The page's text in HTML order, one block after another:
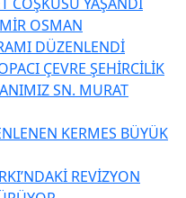
OSMAN
DÜZENLENDİ
ÇEVRE ŞEHİRCİLİK
SN. MURAT
KERMES BÜYÜK
REVİZYON